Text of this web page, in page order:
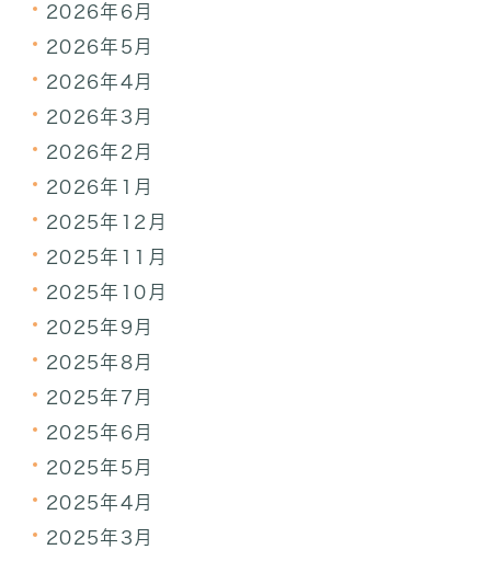
2026年6月
2026年5月
2026年4月
2026年3月
2026年2月
2026年1月
2025年12月
2025年11月
2025年10月
2025年9月
2025年8月
2025年7月
2025年6月
2025年5月
2025年4月
2025年3月